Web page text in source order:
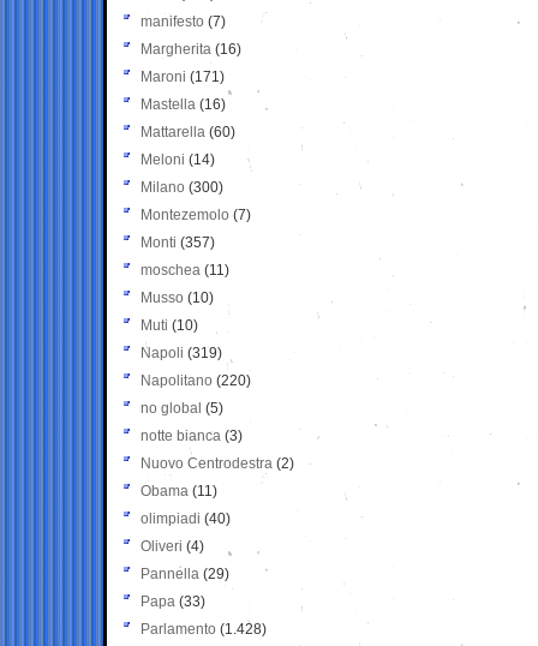
manifesto (7)
Margherita (16)
Maroni (171)
Mastella (16)
Mattarella (60)
Meloni (14)
Milano (300)
Montezemolo (7)
Monti (357)
moschea (11)
Musso (10)
Muti (10)
Napoli (319)
Napolitano (220)
no global (5)
notte bianca (3)
Nuovo Centrodestra (2)
Obama (11)
olimpiadi (40)
Oliveri (4)
Pannella (29)
Papa (33)
Parlamento (1.428)